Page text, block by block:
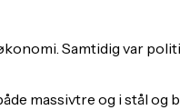
Samtidig var
massivtre og i stål og